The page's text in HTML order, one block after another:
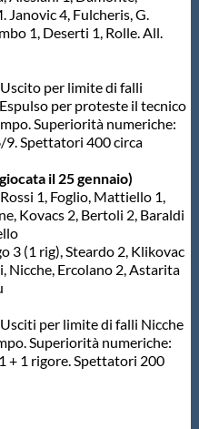
Janovic 4, Fulcheris, G.
1, Deserti 1, Rolle. All.
per limite di falli
per proteste il tecnico
Superiorità numeriche:
9. Spettatori 400 circa
il 25 gennaio)
1, Foglio, Mattiello 1,
Kovacs 2, Bertoli 2, Baraldi
3 (1 rig), Steardo 2, Klikovac
Nicche, Ercolano 2, Astarita
per limite di falli Nicche
Superiorità numeriche:
+ 1 rigore. Spettatori 200